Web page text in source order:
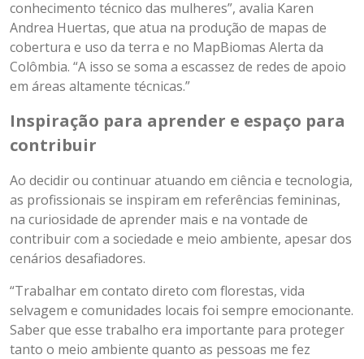
conhecimento técnico das mulheres”, avalia Karen
Andrea Huertas, que atua na produção de mapas de
cobertura e uso da terra e no MapBiomas Alerta da
Colômbia. “A isso se soma a escassez de redes de apoio
em áreas altamente técnicas.”
Inspiração para aprender e espaço para
contribuir
Ao decidir ou continuar atuando em ciência e tecnologia,
as profissionais se inspiram em referências femininas,
na curiosidade de aprender mais e na vontade de
contribuir com a sociedade e meio ambiente, apesar dos
cenários desafiadores.
“Trabalhar em contato direto com florestas, vida
selvagem e comunidades locais foi sempre emocionante.
Saber que esse trabalho era importante para proteger
tanto o meio ambiente quanto as pessoas me fez